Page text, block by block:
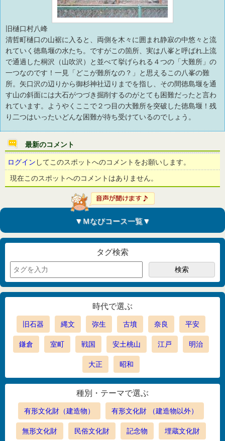
旧樋口村八峰
清哲町樋口の山裾に入ると、両側を木々に囲まれ静寂の中悠々と流
れていく徳島堰の水たち。ですがこの箇所、実は八峯と呼ばれ上流
で通過した桐沢（山吹沢）と並べて挙げられる４つの「大難所」の
一つなのです！一見「どこが難所なの？」と思えるこの八峯の難
所。矢口沢の辺りから御杉神社辺りまでを指し、その間徳島堰を通
す山の斜面には大石がつづき掘削するのがとても困難だったと言わ
れています。ようやくここで２つ目の大難所を突破した徳島堰！残
り二つはいったいどんな困難が待ち受けているのでしょう。
最新のコメント
ログイン してこのスポットへのコメントをお願いします。
現在このスポットへのコメントはありません。
▼Ｍなびコース一覧▼
タグ検索
時代で選ぶ
旧石器 縄文 弥生 古墳 奈良 平安
鎌倉 室町 戦国 安土桃山 江戸 明治
大正 昭和
種別・テーマで選ぶ
有形文化財（建造物） 有形文化財 （建造物以外）
無形文化財 民俗文化財 記念物 埋蔵文化財